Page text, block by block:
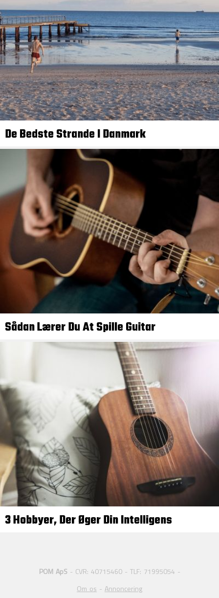
De Bedste Strande I Danmark
Sådan Lærer Du At Spille Guitar
3 Hobbyer, Der Øger Din Intelligens
POM ApS- CVR: 40715460 - TLF: 71995054 -
Om os - Annoncering